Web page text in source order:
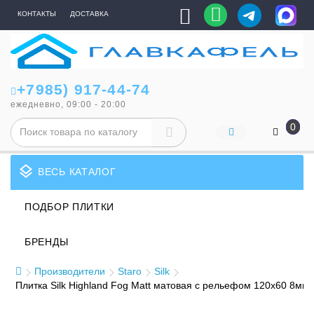
КОНТАКТЫ ДОСТАВКА
+7985) 917-44-74
ежедневно, 09:00 - 20:00
0
layers ВЕСЬ КАТАЛОГ
ПОДБОР ПЛИТКИ
БРЕНДЫ
Производители Staro
Silk
Плитка Silk Highland Fog Matt матовая с рельефом 120x60 8мм